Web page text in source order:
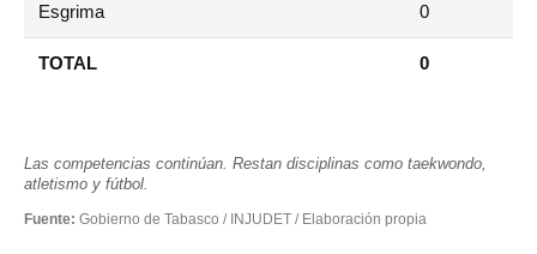
Esgrima 0
TOTAL 0
Las competencias continúan. Restan disciplinas como taekwondo,
atletismo y fútbol.
Fuente: Gobierno de Tabasco / INJUDET / Elaboración propia